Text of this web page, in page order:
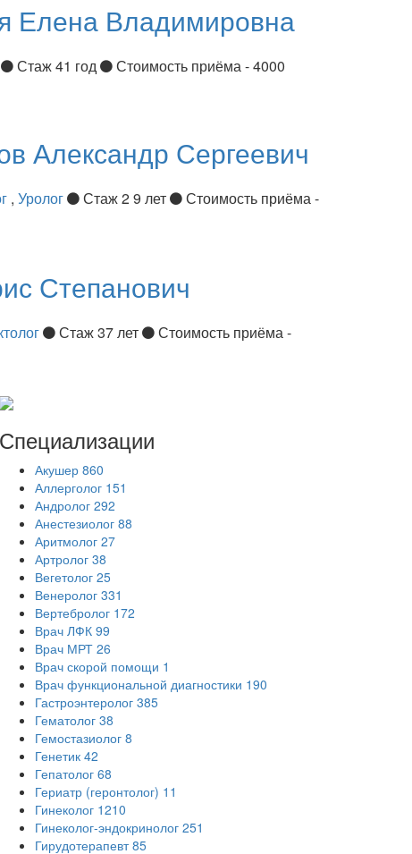
Елена Владимировна
Стаж 41 год Стоимость приёма - 4000
Александр Сергеевич
, Уролог Стаж 2 9 лет
Стоимость приёма -
Степанович
Стаж 37 лет
Стоимость приёма -
Специализации
Акушер 860
Аллерголог 151
Андролог 292
Анестезиолог 88
Аритмолог 27
Артролог 38
Вегетолог 25
Венеролог 331
Вертебролог 172
Врач ЛФК 99
Врач МРТ 26
Врач скорой помощи 1
Врач функциональной диагностики 190
Гастроэнтеролог 385
Гематолог 38
Гемостазиолог 8
Генетик 42
Гепатолог 68
Гериатр (геронтолог) 11
Гинеколог 1210
Гинеколог-эндокринолог 251
Гирудотерапевт 85